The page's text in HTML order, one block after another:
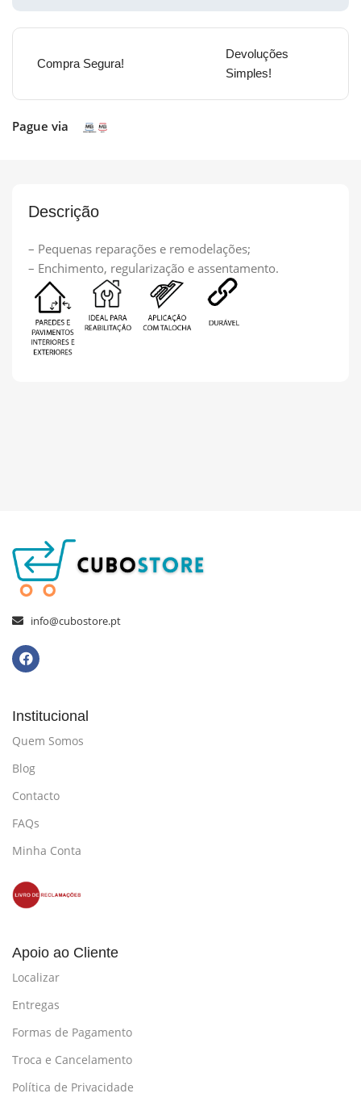
Compra Segura!
Devoluções
Simples!
Pague via
Descrição
– Pequenas reparações e remodelações;
– Enchimento, regularização e assentamento.
info@cubostore.pt
Institucional
Quem Somos
Blog
Contacto
FAQs
Minha Conta
Apoio ao Cliente
Localizar
Entregas
Formas de Pagamento
Troca e Cancelamento
Política de Privacidade